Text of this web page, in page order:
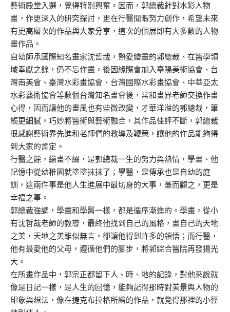
藝術殿堂入選，覺得特別興奮。因而，郭總裁針對水彩人物
畫，作更深入的研究探討，更在行醫閒暇努力創作，希望未來
有更高層次的作品與大家分享，這次的個展即有大多數的人物
畫作品。
自幼師承國際知名畫家沈哲哉，熱愛繪畫的郭總裁、在醫學領
域奉獻之餘，仍不忘作畫，後因緣際會加入臺陽美術協會、台
灣南美會、臺灣水彩畫協會、台灣國際水彩畫協會、中華亞太
水彩藝術協會等數個台灣知名畫會後，常和畫界老師交換作畫
心得，因而讓他的畫風也有些微改變，才華洋溢的郭總裁，筆
觸更細膩，巧妙將醫術與藝術融合，其作品佳評不斷，郭總裁
很感謝藝術界先進和老師們的教導及鞭策，讓他的作品能夠得
到大家的肯定。
行醫之餘，繪畫不綴，是郭總裁一生的努力與熱情，學畫、他
記憶中從幼稚園就塗塗抹抹了；學醫，是傳承也是自幼的庭
訓，這兩件事是他人生進展中最切身的大事，兼而顧之，更是
幸福之事。
郭總裁強調，學畫和學醫一樣，都是循序漸進的。學畫，從小
有沈哲哉老師的教導，最終他找到自己的風格，畫自己的天地
之美，天地之美雖似無言，卻讓他得到許多的領悟；而行醫，
他有最愛他的父母，遵循他們的腳步，將郭綜合醫院再發揚光
大。
在所畫作品中，郭宗正都留下人、時、地的記錄，對他來說就
像是日記一樣，是人生的回憶，能夠記得那時對美景與人物的
印象與想法，像在捷克布拉格所繪的作品，就覺得那裡的小徑